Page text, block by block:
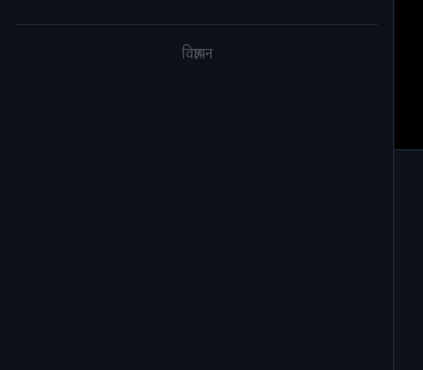
विज्ञापन